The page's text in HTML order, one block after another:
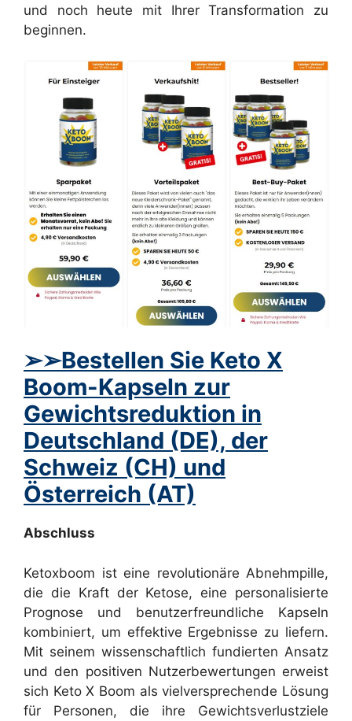
und noch heute mit Ihrer Transformation zu
beginnen.
➢➢Bestellen Sie Keto X
Boom-Kapseln zur
Gewichtsreduktion in
Deutschland (DE), der
Schweiz (CH) und
Österreich (AT)
Abschluss
Ketoxboom ist eine revolutionäre Abnehmpille,
die die Kraft der Ketose, eine personalisierte
Prognose und benutzerfreundliche Kapseln
kombiniert, um effektive Ergebnisse zu liefern.
Mit seinem wissenschaftlich fundierten Ansatz
und den positiven Nutzerbewertungen erweist
sich Keto X Boom als vielversprechende Lösung
für Personen, die ihre Gewichtsverlustziele